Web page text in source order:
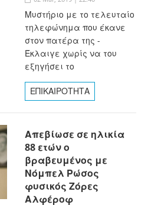
Μυστήριο με το τελευταίο
τηλεφώνημα που έκανε
στον πατέρα της -
Έκλαιγε χωρίς να του
εξηγήσει το
ΕΠΙΚΑΙΡΟΤΗΤΑ
Απεβίωσε σε ηλικία
88 ετών ο
βραβευμένος με
Νόμπελ Ρώσος
φυσικός Ζόρες
Αλφέροφ